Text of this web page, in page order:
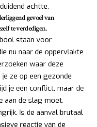
achtte.
gevoel van
te verdedigen.
staan voor
nu naar de oppervlakte
waar deze
ze op een gezonde
je een conflict, maar de
aan de slag moet.
Is de aanval brutaal
reactie van de